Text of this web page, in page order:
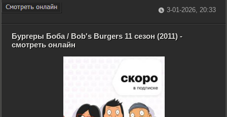
3-01-2026, 20:33
Бургеры Боба / Bob's Burgers 11 сезон (2011) -
смотреть онлайн